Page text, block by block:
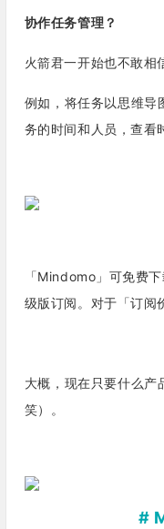
协作任务管理？
火箭君一开始也不敢相
例如，将任务以思维导
务的时间和人员，查看
「Mindomo」可免费
级版订阅。对于「订阅
大概，现在只要什么产
笑）。
#